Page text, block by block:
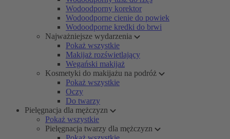
Wodoodporny korektor
Wodoodporne cienie do powiek
Wodoodporne kredki do brwi
Najważniejsze wydarzenia
Pokaż wszystkie
Makijaż rozświetlający
Wegański makijaż
Kosmetyki do makijażu na podróż
Pokaż wszystkie
Oczy
Do twarzy
Pielęgnacja dla mężczyzn
Pokaż wszystkie
Pielęgnacja twarzy dla mężczyzn